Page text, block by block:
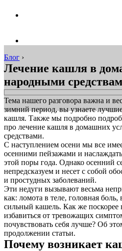
Блог ›
Лечение кашля в
народными
Тема нашего разговора важна и
зимний период, вы узнаете
кашля. Также мы подробно
про лечение кашля в домашних
средствами.
С наступлением осени мы все
осенними пейзажами и
этой поры года. Однако осенний
непредсказуем и несет с собой
и простудных заболеваний.
Эти недуги вызывают весьма
как: ломота в теле, головная боль,
сильный кашель. Как же поскорее
избавиться от тревожащих
почувствовать себя лучше? Об
продолжении статьи.
Почему возникает